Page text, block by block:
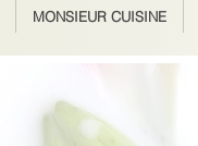
MONSIEUR CUISINE